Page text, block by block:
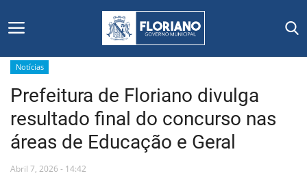
Início
Editais
Floriano
Notícias
Prefeitura de Floriano divulga
resultado final do concurso nas
áreas de Educação e Geral
Abril 7, 2026 - 14:42